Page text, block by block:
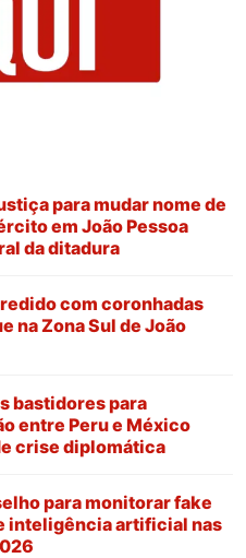
para mudar nome de
em João Pessoa
da ditadura
com coronhadas
na Zona Sul de João
bastidores para
entre Peru e México
crise diplomática
para monitorar fake
inteligência artificial nas